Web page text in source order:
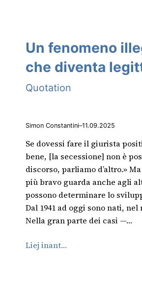
Un fenomeno
che diventa
Quotation
Simon Constantini–11.09.2025
Se dovessi fare il giurista
bene, [la secessione] non è
discorso, parliamo d’altro.»
più bravo guarda anche agli
possono determinare lo
Dal 1941 ad oggi sono nati, nel
Nella gran parte dei casi —…
Liej inant…